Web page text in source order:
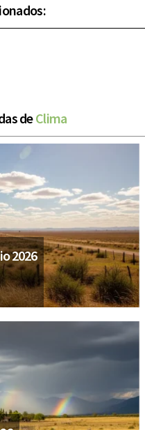
deClima
2026